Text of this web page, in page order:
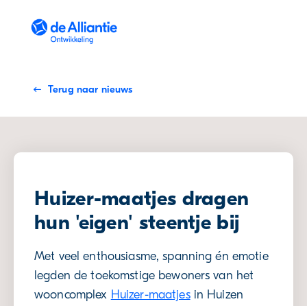
Terug naar nieuws
Huizer-maatjes dragen
hun 'eigen' steentje bij
Met veel enthousiasme, spanning én emotie
legden de toekomstige bewoners van het
wooncomplex Huizer-maatjesin Huizen